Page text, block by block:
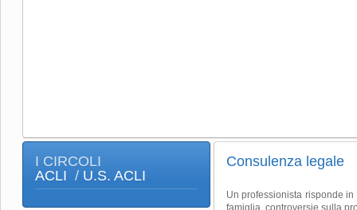
Consulenza legale
Un professionista risponde
famiglia, controversie sulla
I CIRCOLI
ACLI / U.S. ACLI